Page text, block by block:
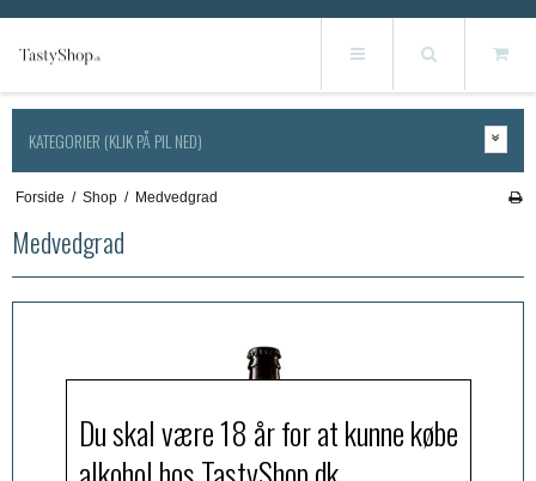
KATEGORIER (KLIK PÅ PIL NED)
Forside / Shop / Medvedgrad
Medvedgrad
Du skal være 18 år for at kunne købe